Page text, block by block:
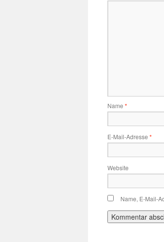
Name *
E-Mail-Adresse *
Website
Name, E-Mail-